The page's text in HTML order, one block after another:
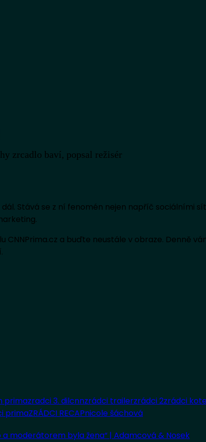
zrcadlo baví, popsal režisér
Stává se z ní fenomén nejen napříč sociálními
CNNPrima.cz a buďte neustále v obraze. Denně
primazradci 3. dilcnnzrádci trailerzrádci 2zrádci
primaZRÁDCI RECAPnicole šáchová